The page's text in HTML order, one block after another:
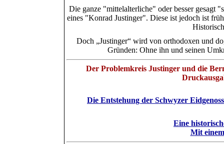
Die ganze "mittelalterliche" oder besser gesagt
eines "Konrad Justinger". Diese ist jedoch ist
Doch „Justinger“ wird von orthodoxen und
Gründen: Ohne ihn und seinen
Der Problemkreis Justinger und die
Die Entstehung der Schwyzer
Eine
Mit